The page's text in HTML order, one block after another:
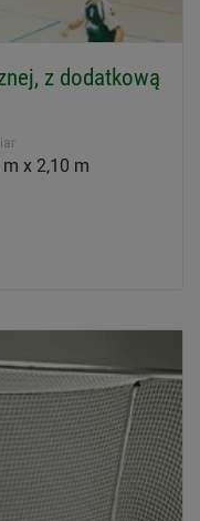
z dodatkową
m x 2,10 m